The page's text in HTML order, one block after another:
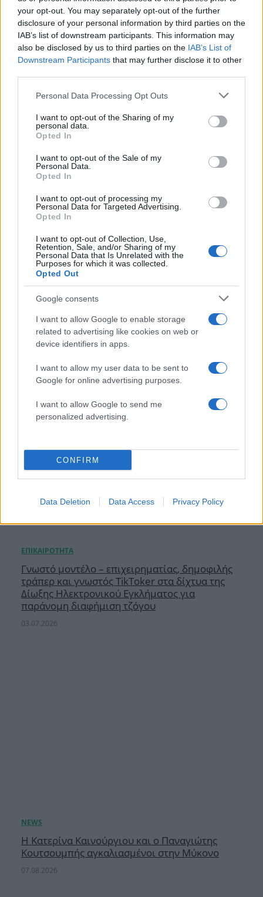
your opt-out. You may separately opt-out of the further
disclosure of your personal information by third parties on the
IAB’s list of downstream participants. This information may
also be disclosed by us to third parties on the IAB’s List of
Downstream Participants that may further disclose it to other
Please note that this website/app uses one or more Google
not limited to your visit or usage behaviour. You may click to
grant or deny consent to Google and its third-party tags to
use your data for below specified purposes in below Google
consent section.
Personal Data Processing Opt Outs
I want to opt-out of the Sharing of my
personal data.
Opted In
I want to opt-out of the Sale of my
Personal Data.
Opted In
I want to opt-out of processing my
Personal Data for Targeted Advertising.
Opted In
I want to opt-out of Collection, Use,
Retention, Sale, and/or Sharing of my
Personal Data that Is Unrelated with the
Purposes for which it was collected.
Opted Out
Google consents
I want to allow Google to enable storage
related to advertising like cookies on web or
device identifiers in apps.
I want to allow my user data to be sent to
Google for online advertising purposes.
I want to allow Google to send me
personalized advertising.
CONFIRM
Data Deletion Data Access Privacy Policy
Συνελήφθη 28χρονος για τη δολοφονία του
ποινικολόγου Σταύρου Γεωργίου
22.07.2026
τον έναν χρόνο από τον θάνατο της κόρης του
Αντώνη Σαμαρά
Γνωστό μοντέλο – επιχειρηματίας, δημοφιλής
τράπερ και γνωστός TikToker στα δίχτυα της
Δίωξης Ηλεκτρονικού Εγκλήματος για
παράνομη διαφήμιση τζόγου
03.07.2026
Η Κατερίνα Καινούργιου και ο Παναγιώτης
Κουτσουμπής αγκαλιασμένοι στην Μύκονο
07.08.2026